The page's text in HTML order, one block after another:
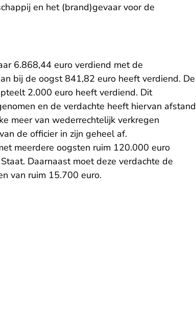
en het (brand)gevaar voor de
6.868,44 euro verdiend met de
bij de oogst 841,82 euro heeft verdiend. De
2.000 euro heeft verdiend. Dit
en de verdachte heeft hiervan afstand
meer van wederrechtelijk verkregen
de officier in zijn geheel af.
meerdere oogsten ruim 120.000 euro
Daarnaast moet deze verdachte de
van ruim 15.700 euro.